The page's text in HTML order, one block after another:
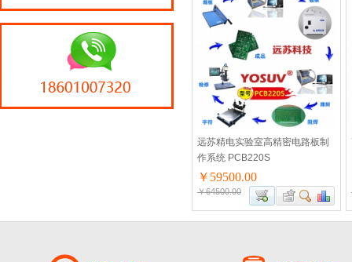
远苏精电实验室高精密电路板制
作系统 PCB220S
￥59500.00
￥64500.00